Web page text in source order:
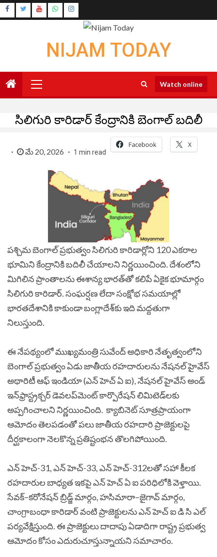
Skip
to
Instagram
NIJAM TODAY
Menu
Watch online
సిలిగురి కారిడార్‌‌ కేంద్రానికి బెంగాల్ బదిలీ
మే 20, 2026 1 min read
Facebook X
పశ్చిమ బెంగాల్ ప్రభుత్వం సిలిగురి కారిడార్లోని 120 ఎకరాల
భూమిని కేంద్రానికి బదిలీ చేయాలని నిర్ణయించింది. దేశంలోని
మిగిలిన ప్రాంతాలను ఈశాన్య భారత్‌తో కలిపే ఏకైక భూమార్గం
సిలిగురి కారిడార్. సంఘర్షణ లేదా సంక్షోభ సమయాల్లో
భారతదేశానికి కాకుండా బంగ్లాదేశ్‌కు ఇది మద్దతుగా
నిలుస్తుంది.
ఈ నేపథ్యంలో ముఖ్యమంత్రి సువేంద్ అధికారి నేతృత్వంలోని
బెంగాల్ ప్రభుత్వం ఏడు జాతీయ రహదారులను నేషనల్ హైవేస్
అథారిటీ ఆఫ్ ఇండియా (ఎన్ హెచ్ ఏ ఐ), నేషనల్ హైవేస్ అండ్
ఇన్‌ఫ్రాస్ట్రక్చర్ డెవలప్‌మెంట్ కార్పొరేషన్ లిమిటెడ్‌లకు
అప్పగించాలని నిర్ణయించింది. క్యాబినెట్ సూత్రప్రాయంగా
ఆమోదం తెలపడంతో పలు జాతీయ రహదారి ప్రాజెక్టులపై
దీర్ఘకాలంగా నెలకొన్న ప్రతిష్టంభన తొలగిపోయింది.
ఎన్ హెచ్-31, ఎన్ హెచ్-33, ఎన్ హెచ్-312లతో సహా కీలక
రహదారుల బాధ్యత ఇకపై ఎన్ హెచ్ ఏ ఐ పరిధిలోకి వెళ్తాయి.
సేవక్–కరోనేషన్ బ్రిడ్జ్ మార్గం, హసిమారా–జైగావ్ మార్గం,
చాంగ్రాబంధా కారిడార్ వంటి ప్రాజెక్టులను ఎన్ హెచ్ ఐ డి సి ఎల్
పర్యవేక్షిస్తుంది. ఈ ప్రాజెక్టులు దాదాపు ఏడాదిగా రాష్ట్ర ప్రభుత్వ
ఆమోదం కోసం ఎదురుచూస్తున్నాయని సమాచారం.